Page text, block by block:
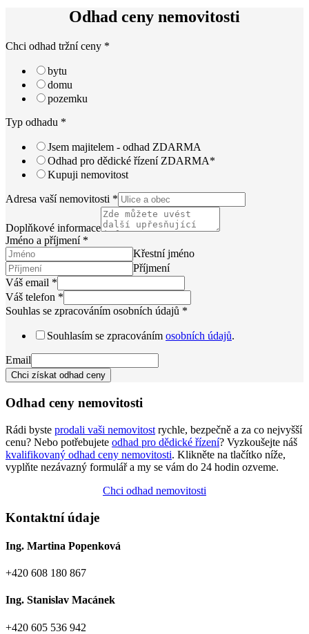
Odhad ceny nemovitosti
Chci odhad tržní ceny *
bytu
domu
pozemku
Typ odhadu *
Jsem majitelem - odhad ZDARMA
Odhad pro dědické řízení ZDARMA*
Kupuji nemovitost
Adresa vaší nemovitosti *
Doplňkové informace
Jméno a příjmení *
Křestní jméno
Příjmení
Váš email *
Váš telefon *
Souhlas se zpracováním osobních údajů *
Souhlasím se zpracováním osobních údajů.
Email
Chci získat odhad ceny
Odhad ceny nemovitosti
Rádi byste prodali vaši nemovitost rychle, bezpečně a za co nejvyšší
cenu? Nebo potřebujete odhad pro dědické řízení? Vyzkoušejte náš
kvalifikovaný odhad ceny nemovitosti. Klikněte na tlačítko níže,
vyplňte nezávazný formulář a my se vám do 24 hodin ozveme.
Chci odhad nemovitosti
Kontaktní údaje
Ing. Martina Popenková
+420 608 180 867
Ing. Stanislav Macánek
+420 605 536 942